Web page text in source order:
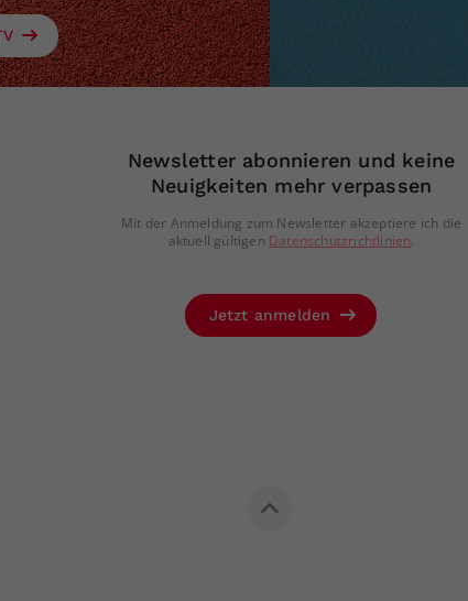
Newsletter abonnieren und keine
Neuigkeiten mehr verpassen
Mit der Anmeldung zum Newsletter akzeptiere ich die
aktuell gültigen Datenschutzrichtlinien.
Jetzt anmelden